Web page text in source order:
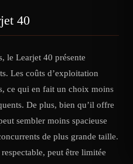
40
le Learjet 40 présente
Les coûts d’exploitation
ce qui en fait un choix moins
De plus, bien qu’il offre
sembler moins spacieuse
de plus grande taille.
peut être limitée